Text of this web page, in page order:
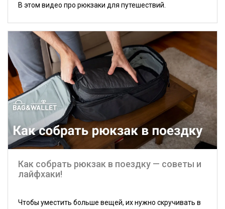
В этом видео про рюкзаки для путешествий.
Как собрать рюкзак в поездку — советы и
лайфхаки!
Чтобы уместить больше вещей, их нужно скручивать в